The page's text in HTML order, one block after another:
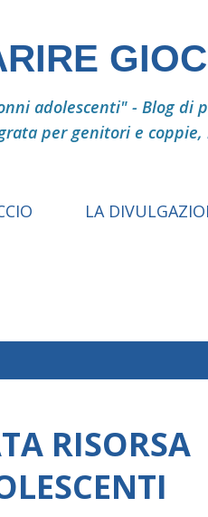
adolescenti" - Blog di
per genitori e coppie,
LA
RISORSA